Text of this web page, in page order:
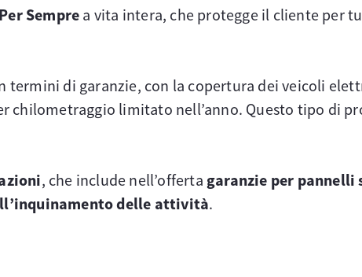
Sempre a vita intera, che protegge il cliente per
termini di garanzie, con la copertura dei veicoli
limitato nell’anno. Questo tipo di
, che include nell’offerta garanzie per
delle attività.